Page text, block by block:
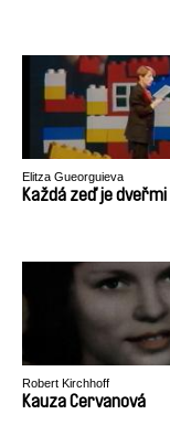
Elitza Gueorguieva
Každá zeď je dveřmi
Robert Kirchhoff
Kauza Cervanová